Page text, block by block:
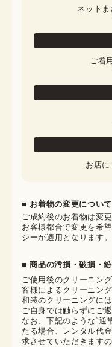
ネット
ご着
お店
■ お着物の変更について
ご成約後のお着物は変
お客様都合で変更を希
シーが適用となります。
■ 商品の汚損・破損・
ご使用後のクリーニン
客様によるクリーニング
和装のクリーニングに
ご自身では触らずにご返
なお、下記のような“通
たる場合、レンタル代
求させていただきます